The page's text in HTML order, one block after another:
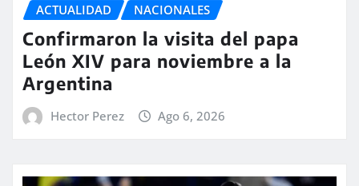
ACTUALIDAD NACIONALES
Confirmaron la visita del papa
León XIV para noviembre a la
Argentina
Hector Perez Ago 6, 2026